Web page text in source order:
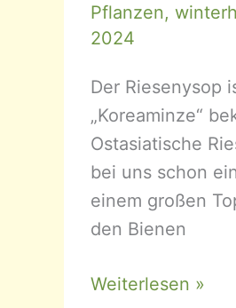
Pflanzen,
2024
Der Riesenysop
„Koreaminze“
Ostasiatische
bei uns schon
einem großen
den Bienen
Agastache
Weiterlesen »